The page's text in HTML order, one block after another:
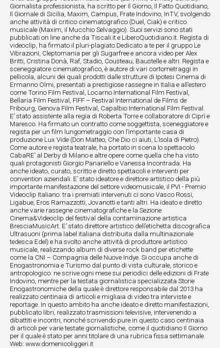
Giornalista professionista, ha scritto per Il Giorno, Il Fatto Quotidiano,
Il Giornale di Sicilia, Maxim, Campus, Frate Indovino, InTV, svolgendo
anche attività di critico cinematografico (Duel, Ciak) e critico
musicale (Maxim, il Mucchio Selvaggio). Suoi servizi sono stati
pubblicati on line anche da Tiscali.it e LiberoQuotidiano.it. Regista di
videoclip, ha firmato il pluri-plagiato Dedicato a te per il gruppo Le
Vibrazioni, Cleptomania per gli Sugarfree e ancora video per Alex
Britti, Cristina Donà, Raf, Stadio, Cousteau, Baustelle e altri. Regista e
sceneggiatore cinematografico, è autore di vari cortometraggi in
pellicola, alcuni dei quali prodotti dalle strutture di Ipotesi Cinema di
Ermanno Olmi, presentati a prestigiose rassegne in Italia e all’estero
come Torino Film Festival, Locarno International Film Festival,
Bellaria Film Festival, FIFF – Festival International de Films de
Fribourg, Genova Film Festival, Capalbio International Film Festival.
E’ stato assistente alla regia di Roberta Torre e collaboratore di Ciprì e
Maresco. Ha firmato un contratto come soggettista, sceneggiatore e
regista per un film lungometraggio con l’importante casa di
produzione Lux Vide (Don Matteo, Che Dio ci aiuti, L’Isola di Pietro).
Come autore e regista teatrale, ha portato in scena lo spettacolo
CabaRE’ al Derby di Milano e altre opere come quella che ha visto
quali protagonisti Giorgio Panariello e Vanessa Incontrada. Ha
anche ideato, curato, scritto e diretto spettacoli e interventi per
convention aziendali. E’ stato ideatore e direttore artistico della più
importante manifestazione del settore videomusicale, il PVI - Premio
Videoclip Italiano: tra i premiati intervenuti ci sono Vasco Rossi,
Ligabue, Eros Ramazzotti, Jovanotti e tanti altri. Ha ideato e diretto
anche varie rassegne cinematografiche e la Sezione
Cinema&Videoclip del festival della contaminazione artistica
BresciaMusicArt. E’ stato direttore artistico dell’etichetta discografica
Ultrasuoni (prima label italiana distribuita dalla multinazionale
tedesca Edel) e ha svolto anche attività di produttore artistico
musicale, realizzando album di diverse rock band per etichette
come la CNI – Compagnia delle Nuove Indye. Si occupa anche di
Enogastronomia e Turismo dal punto di vista culturale, storico e
antropologico: ne scrive ogni mese sui periodici delle edizioni di Frate
Indovino, mentre per la testata giornalistica specializzata Storie
Enogastronomiche della quale è direttore responsabile dal 2013 ha
realizzato centinaia di articoli e migliaia di video tra interviste e
reportage. In questo ambito ha anche ideato e diretto manifestazioni,
pubblicato libri, realizzato trasmissioni televisive, intervenendo a
dibattiti e incontri, nonché scrivendo pure in questo caso centinaia
di articoli per varie testate giornalistiche, come il quotidiano Il Giorno
per il quale è stato per anni titolare di una rubrica fissa settimanale.
Web: www.domenicoliggeri.it